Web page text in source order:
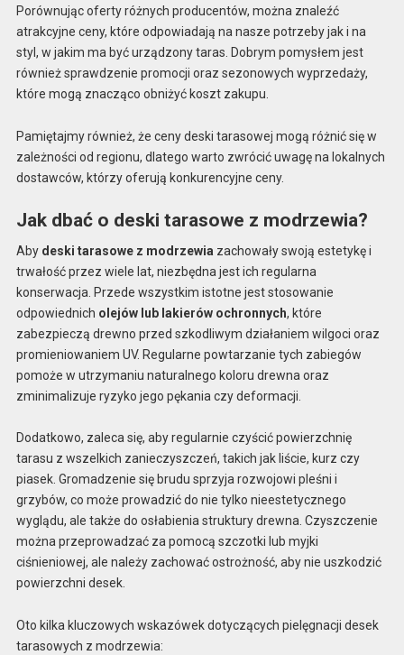
Porównując oferty różnych producentów, można znaleźć
atrakcyjne ceny, które odpowiadają na nasze potrzeby jak i na
styl, w jakim ma być urządzony taras. Dobrym pomysłem jest
również sprawdzenie promocji oraz sezonowych wyprzedaży,
które mogą znacząco obniżyć koszt zakupu.
Pamiętajmy również, że ceny deski tarasowej mogą różnić się w
zależności od regionu, dlatego warto zwrócić uwagę na lokalnych
dostawców, którzy oferują konkurencyjne ceny.
Jak dbać o deski tarasowe z modrzewia?
Aby deski tarasowe z modrzewia zachowały swoją estetykę i
trwałość przez wiele lat, niezbędna jest ich regularna
konserwacja. Przede wszystkim istotne jest stosowanie
odpowiednich olejów lub lakierów ochronnych, które
zabezpieczą drewno przed szkodliwym działaniem wilgoci oraz
promieniowaniem UV. Regularne powtarzanie tych zabiegów
pomoże w utrzymaniu naturalnego koloru drewna oraz
zminimalizuje ryzyko jego pękania czy deformacji.
Dodatkowo, zaleca się, aby regularnie czyścić powierzchnię
tarasu z wszelkich zanieczyszczeń, takich jak liście, kurz czy
piasek. Gromadzenie się brudu sprzyja rozwojowi pleśni i
grzybów, co może prowadzić do nie tylko nieestetycznego
wyglądu, ale także do osłabienia struktury drewna. Czyszczenie
można przeprowadzać za pomocą szczotki lub myjki
ciśnieniowej, ale należy zachować ostrożność, aby nie uszkodzić
powierzchni desek.
Oto kilka kluczowych wskazówek dotyczących pielęgnacji desek
tarasowych z modrzewia: